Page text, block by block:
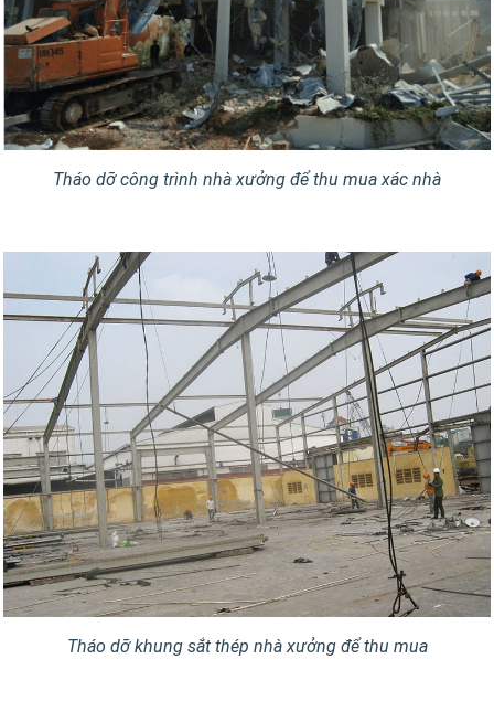
Tháo dỡ công trình nhà xưởng để thu mua xác nhà
Tháo dỡ khung sắt thép nhà xưởng để thu mua